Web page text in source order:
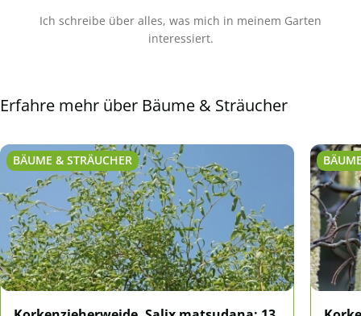
Ich schreibe über alles, was mich in meinem Garten
interessiert.
Erfahre mehr über Bäume & Sträucher
BÄUME & STRÄUCHER